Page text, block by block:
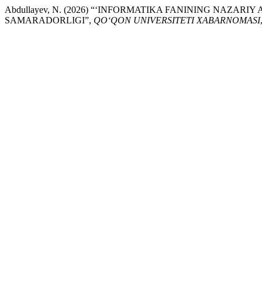
Abdullayev, N. (2026) “‘INFORMATIKA FANINING
SAMARADORLIGI”, QO‘QON UNIVERSITETI XABARNOMASI